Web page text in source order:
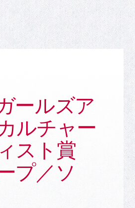
ールズア
ルチャー
スト賞
プ／ソ